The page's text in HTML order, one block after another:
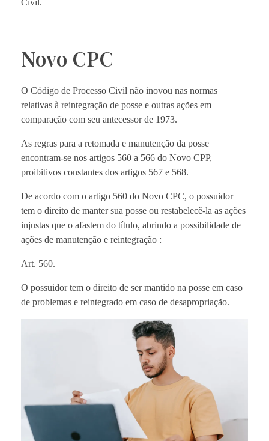
Novo CPC
O Código de Processo Civil não inovou nas normas
relativas à reintegração de posse e outras ações em
comparação com seu antecessor de 1973.
As regras para a retomada e manutenção da posse
encontram-se nos artigos 560 a 566 do Novo CPP,
proibitivos constantes dos artigos 567 e 568.
De acordo com o artigo 560 do Novo CPC, o possuidor
tem o direito de manter sua posse ou restabelecê-la as ações
injustas que o afastem do título, abrindo a possibilidade de
ações de manutenção e reintegração :
Art. 560.
O possuidor tem o direito de ser mantido na posse em caso
de problemas e reintegrado em caso de desapropriação.